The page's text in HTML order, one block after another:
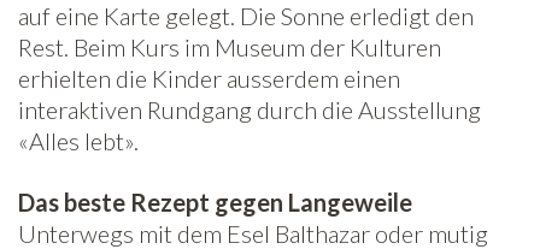
auf eine Karte gelegt. Die Sonne erledigt den
Rest. Beim Kurs im Museum der Kulturen
erhielten die Kinder ausserdem einen
interaktiven Rundgang durch die Ausstellung
«Alles lebt».
Das beste Rezept gegen Langeweile
Unterwegs mit dem Esel Balthazar oder mutig